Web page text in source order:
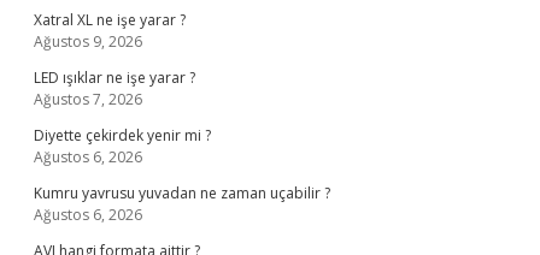
Xatral XL ne işe yarar ?
Ağustos 9, 2026
LED ışıklar ne işe yarar ?
Ağustos 7, 2026
Diyette çekirdek yenir mi ?
Ağustos 6, 2026
Kumru yavrusu yuvadan ne zaman uçabilir ?
Ağustos 6, 2026
AVI hangi formata aittir ?